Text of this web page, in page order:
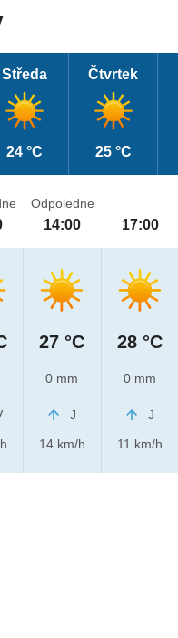
Středa
24 °C
Čtvrtek
25 °C
Odpoledne
14:00
27 °C
0 mm
J
14 km/h
17:00
28 °C
0 mm
J
11 km/h